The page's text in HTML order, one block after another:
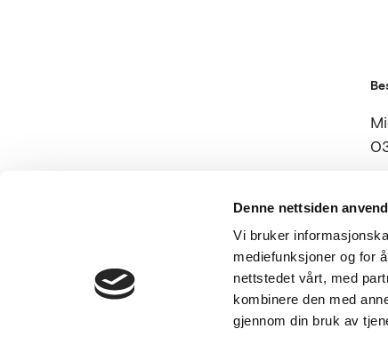
Denne nettsiden
Vi bruker
mediefunksjoner og for
nettstedet vårt, med
kombinere den med
gjennom din bruk av